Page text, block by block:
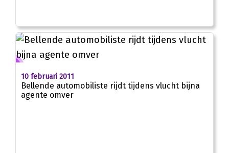
10 februari 2011
Bellende automobiliste rijdt tijdens vlucht bijna
agente omver